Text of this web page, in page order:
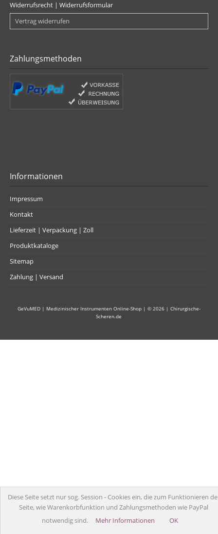
Widerrufsrecht | Widerrufsformular
Vertrag widerrufen
Zahlungsmethoden
Informationen
Impressum
Kontakt
Lieferzeit | Verpackung | Zoll
Produktkataloge
Sitemap
Zahlung | Versand
GeVuMED | Medizinischer Instrumenten Online-Shop | © 2026 | Chirurgische-
Scheren.de
Diese Seite setzt nur sog. Session - Cookies ein, die zum Funktionieren
Seite, wie Warenkorbfunktion und Zahlungsmethoden wie PayPal
notwendig sind.
Mehr Informationen OK